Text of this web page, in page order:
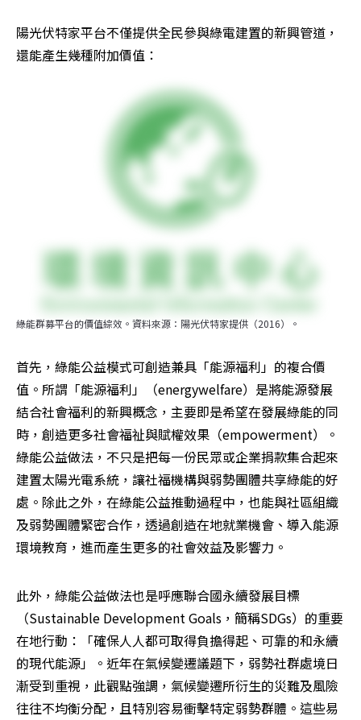
陽光伏特家平台不僅提供全民參與綠電建置的新興管道，
還能產生幾種附加價值：
綠能群募平台的價值綜效。資料來源：陽光伏特家提供（2016）。
首先，綠能公益模式可創造兼具「能源福利」的複合價
值。所謂「能源福利」（energywelfare）是將能源發展
結合社會福利的新興概念，主要即是希望在發展綠能的同
時，創造更多社會福祉與賦權效果（empowerment）。
綠能公益做法，不只是把每一份民眾或企業捐款集合起來
建置太陽光電系統，讓社福機構與弱勢團體共享綠能的好
處。除此之外，在綠能公益推動過程中，也能與社區組織
及弱勢團體緊密合作，透過創造在地就業機會、導入能源
環境教育，進而產生更多的社會效益及影響力。
此外，綠能公益做法也是呼應聯合國永續發展目標
（Sustainable Development Goals，簡稱SDGs）的重要
在地行動：「確保人人都可取得負擔得起、可靠的和永續
的現代能源」。近年在氣候變遷議題下，弱勢社群處境日
漸受到重視，此觀點強調，氣候變遷所衍生的災難及風險
往往不均衡分配，且特別容易衝擊特定弱勢群體。這些易